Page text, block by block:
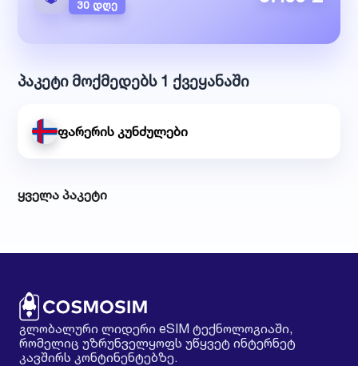
30 დღე
პაკეტი მოქმედებს 1 ქვეყანაში
ფარერის კუნძულები
ყველა პაკეტი
გლობალური ლიდერი eSIM ტექნოლოგიაში,
რომელიც უზრუნველყოფს უწყვეტ ინტერნეტ
კავშირს კონტინენტებზე.